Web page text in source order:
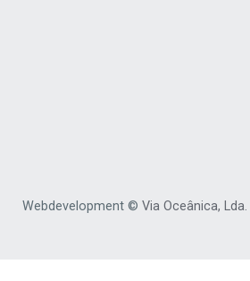
Webdevelopment © Via Oceânica, Lda.